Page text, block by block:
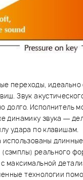
переходы, идеально
Звук
долго. Исполнитель
динамику звука —
удара по клавишам.
использованы
реального
максимальной
технологии